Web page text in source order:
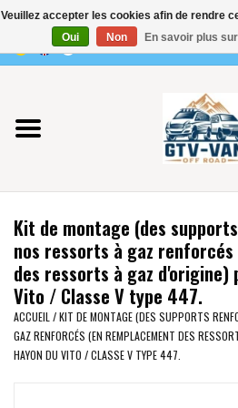
les
flèches
haut
et
bas
pour
résultat
Entrée
pour
Vito / classe V - 447
Viano /Vito 639
VW T7 2025
VW T6
VW T5
Kit de montage (des
nos ressorts à gaz
des ressorts à gaz d'origine)
Vito / Classe V type 447.
ACCUEIL /KIT DE MONTAGE (DES SUPPORTS
GAZ RENFORCÉS (EN REMPLACEMENT DES
HAYON DU VITO / CLASSE V TYPE 447.
Veuillez accepter les cookies afin de rendre
Oui
Non En savoir plus